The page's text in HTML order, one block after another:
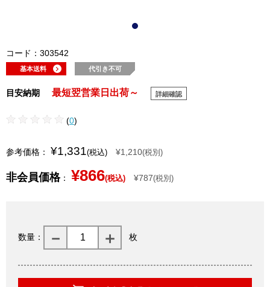
コード：303542
基本送料 代引き不可
目安納期 最短翌営業日出荷～ 詳細確認
(0)
参考価格： ¥1,331(税込) ¥1,210(税別)
非会員価格： ¥866(税込) ¥787(税別)
数量： 枚